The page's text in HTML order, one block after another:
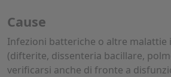
Cause
Infezioni batteriche o altre
(difterite, dissenteria bacillare,
verificarsi anche di fronte a